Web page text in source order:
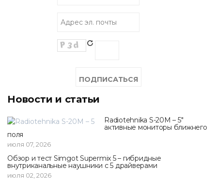
Новости и статьи
Radiotehnika S-20M – 5"
активные мониторы ближнего
поля
июля 07, 2026
Обзор и тест Simgot Supermix 5 – гибридные
внутриканальные наушники с 5 драйверами
июля 02, 2026